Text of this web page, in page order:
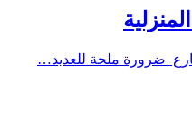
ضرورة ملحة للعديد…